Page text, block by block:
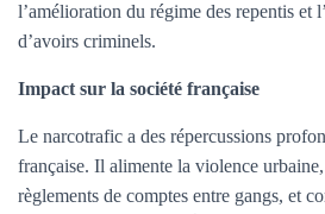
l’amélioration du régime des repentis et
d’avoirs criminels.
Impact sur la société française
Le narcotrafic a des répercussions
française. Il alimente la violence
règlements de comptes entre gangs, et